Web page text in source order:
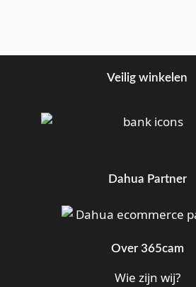
Veilig winkelen
Dahua Partner
Over 365cam
Wie zijn wij?